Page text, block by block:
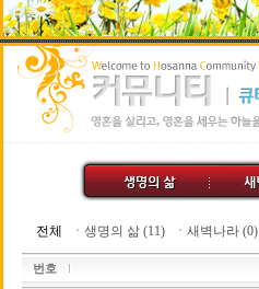
전체 ㆍ 생명의 삶 (11) ㆍ 새벽나라 (0)
번호